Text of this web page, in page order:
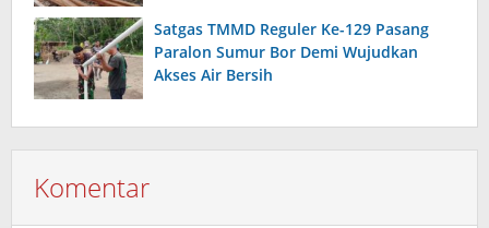
Satgas TMMD Reguler Ke-129 Pasang
Paralon Sumur Bor Demi Wujudkan
Akses Air Bersih
Komentar